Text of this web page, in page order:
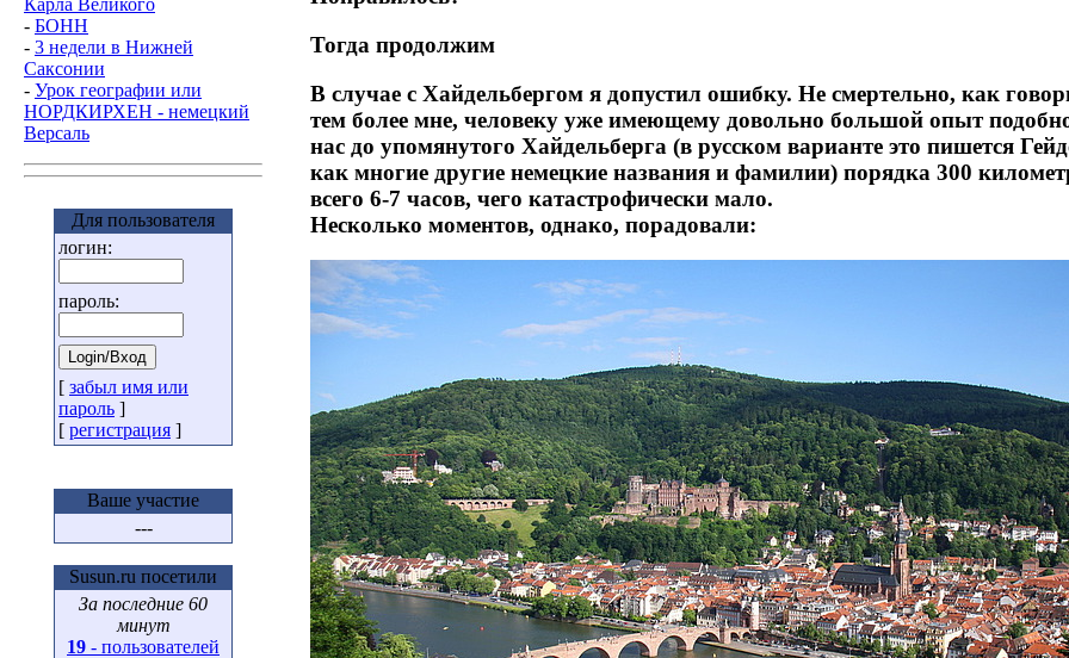
Карла Великого
- БОНН
- 3 недели в Нижней
Саксонии
- Урок географии или
НОРДКИРХЕН - немецкий
Версаль
Для пользователя
логин:
пароль:
[ забыл имя или
пароль ]
[ регистрация ]
Ваше участие
---
Susun.ru посетили
За последние 60
минут
19 - пользователей
Тогда продолжим
В случае с Хайдельбергом я допустил ошибку. Не смертельно, как
тем более мне, человеку уже имеющему довольно большой опыт
нас до упомянутого Хайдельберга (в русском варианте это пишется
как многие другие немецкие названия и фамилии) порядка 300
всего 6-7 часов, чего катaстрофически мало.
Несколько моментов, однако, порадовали: